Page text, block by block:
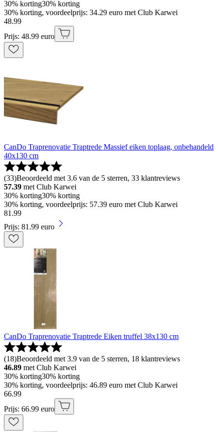
30% korting30% korting
30% korting, voordeelprijs: 34.29 euro met Club Karwei
48.99
Prijs: 48.99 euro
CanDo Traprenovatie Traptrede Massief eiken toplaag, onbehandeld
40x130 cm
(33)Beoordeeld met 3.6 van de 5 sterren, 33 klantreviews
57.39 met Club Karwei
30% korting30% korting
30% korting, voordeelprijs: 57.39 euro met Club Karwei
81 .99
Prijs: 81.99 euro
CanDo Traprenovatie Traptrede Eiken truffel 38x130 cm
(18)Beoordeeld met 3.9 van de 5 sterren, 18 klantreviews
46.89 met Club Karwei
30% korting30% korting
30% korting, voordeelprijs: 46.89 euro met Club Karwei
66.99
Prijs: 66.99 euro